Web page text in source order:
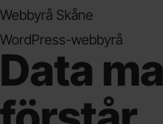
Webbyrå Skåne
WordPress-webbyrå
Data